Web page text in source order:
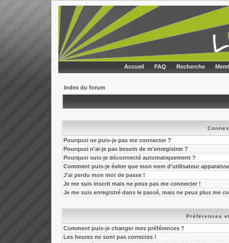
Accueil FAQ Recherche
Index du forum
Pourquoi ne puis-je pas me connecter ?
Pourquoi n'ai-je pas besoin de m'enregistrer ?
Pourquoi suis-je déconnecté automatiquement ?
Comment puis-je éviter que mon nom d'utilisateur
J'ai perdu mon mot de passe !
Je me suis inscrit mais ne peux pas me connecter !
Je me suis enregistré dans le passé, mais ne peux plus me
Préférences
Comment puis-je changer mes préférences ?
Les heures ne sont pas correctes !